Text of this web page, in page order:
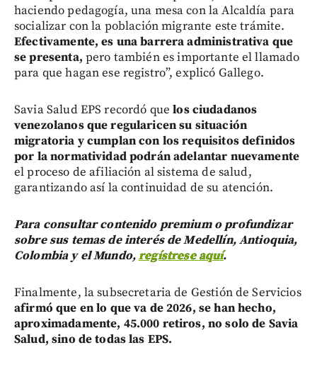
haciendo pedagogía, una mesa con la Alcaldía para
socializar con la población migrante este trámite.
Efectivamente, es una barrera administrativa que
se presenta, pero también es importante el llamado
para que hagan ese registro”, explicó Gallego.
Savia Salud EPS recordó que los ciudadanos
venezolanos que regularicen su situación
migratoria y cumplan con los requisitos definidos
por la normatividad podrán adelantar nuevamente
el proceso de afiliación al sistema de salud,
garantizando así la continuidad de su atención.
Para consultar contenido premium o profundizar
sobre sus temas de interés de Medellín, Antioquia,
Colombia y el Mundo,regístrese aquí.
Finalmente, la subsecretaria de Gestión de Servicios
afirmó que en lo que va de 2026, se han hecho,
aproximadamente, 45.000 retiros, no solo de Savia
Salud, sino de todas las EPS.